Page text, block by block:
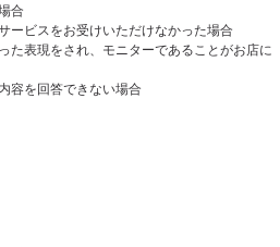
合
ービスをお受けいただけなかった場合
た表現をされ、モニターであることがお店に
容を回答できない場合